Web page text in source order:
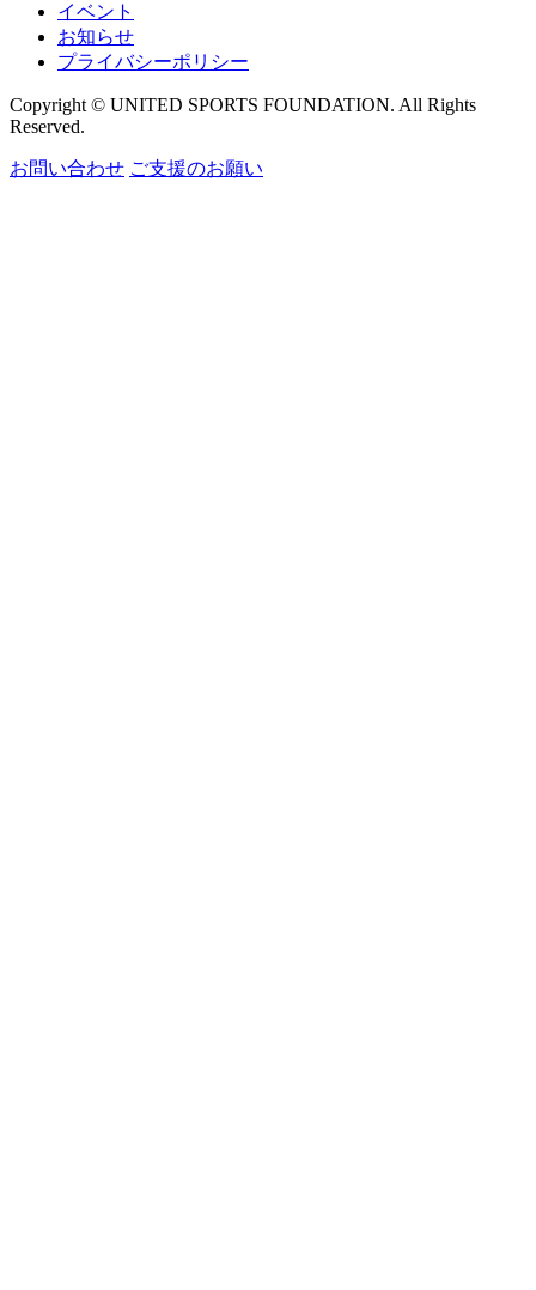
イベント
お知らせ
プライバシーポリシー
Copyright © UNITED SPORTS FOUNDATION. All Rights
Reserved.
お問い合わせ ご支援のお願い